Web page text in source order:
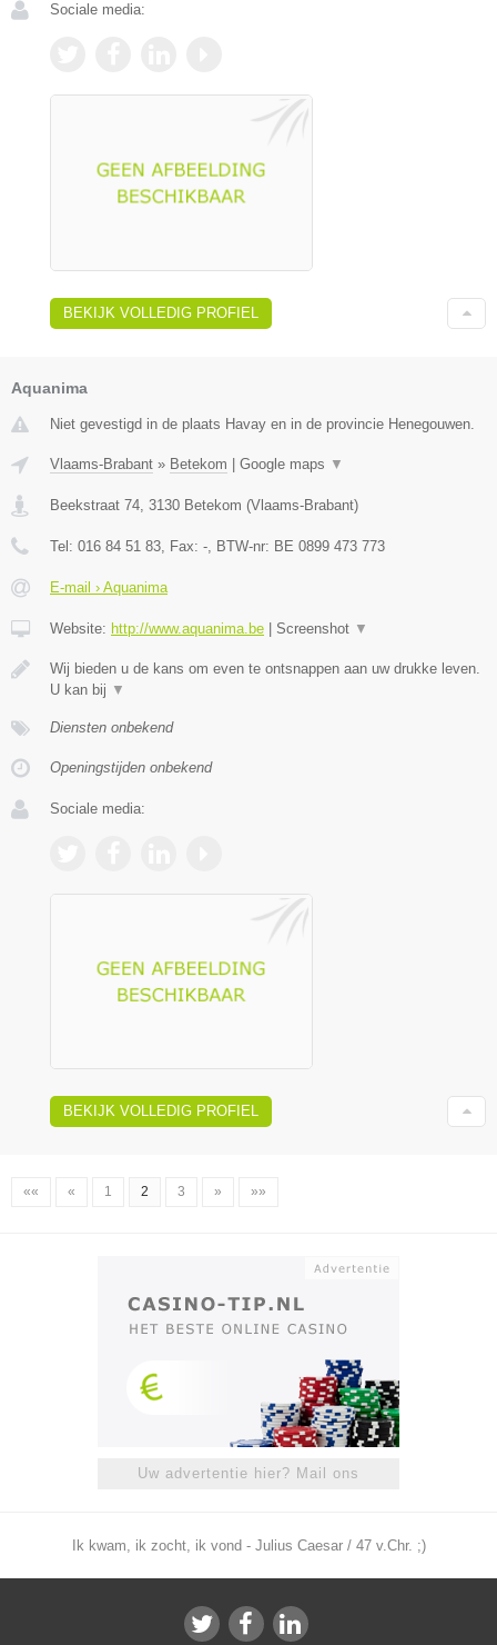
Sociale media:
BEKIJK VOLLEDIG PROFIEL
Aquanima
Niet gevestigd in de plaats Havay en in de provincie Henegouwen.
Vlaams-Brabant » Betekom | Google maps ▼
Beekstraat 74 3130 Betekom (Vlaams-Brabant)
Tel: 016 84 51 83 , Fax: - , BTW-nr: BE 0899 473 773
E-mail › Aquanima
Website: http://www.aquanima.be | Screenshot ▼
Wij bieden u de kans om even te ontsnappen aan uw drukke leven.
U kan bij ▼
Diensten onbekend
Openingstijden onbekend
Sociale media:
BEKIJK VOLLEDIG PROFIEL
«« « 1 2 3 » »»
Uw advertentie hier? Mail ons
Ik kwam, ik zocht, ik vond - Julius Caesar / 47 v.Chr. ;)